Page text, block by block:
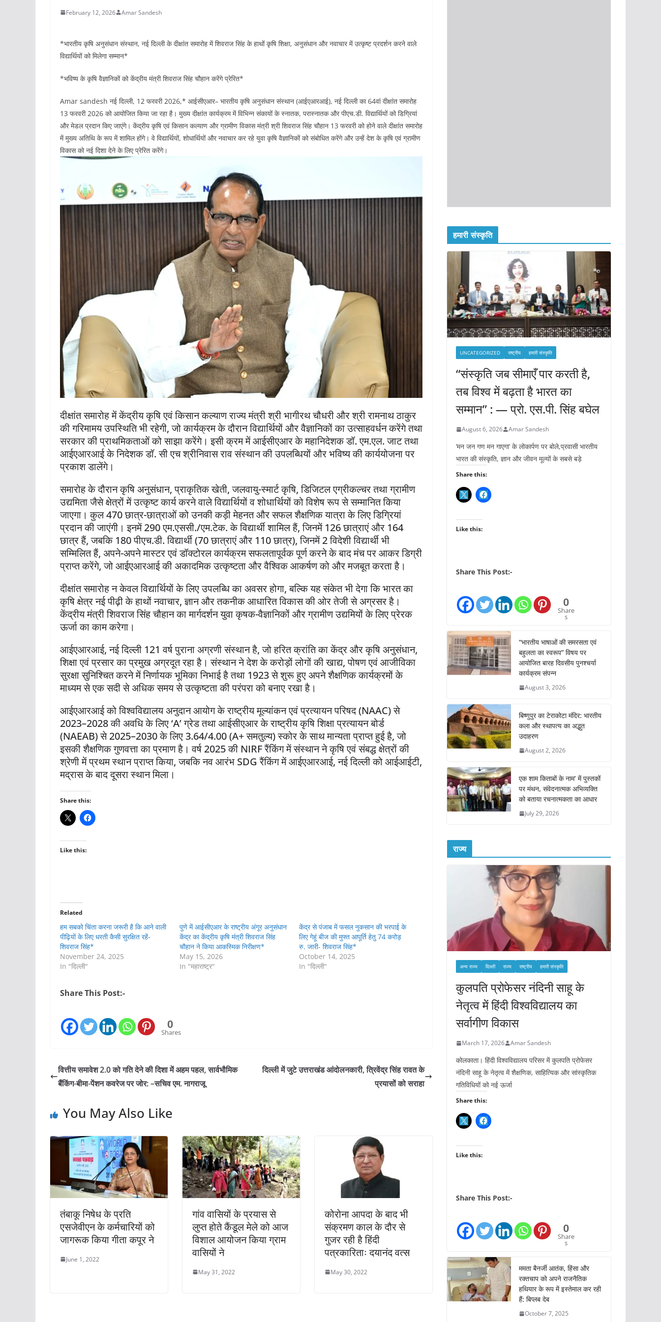
February 12, 2026 Amar Sandesh
*भारतीय कृषि अनुसंधान संस्थान, नई दिल्ली के दीक्षांत समारोह में शिवराज सिंह के हाथों कृषि शिक्षा, अनुसंधान और नवाचार में उत्कृष्ट प्रदर्शन करने वाले
विद्यार्थियों को मिलेगा सम्मान*
*भविष्य के कृषि वैज्ञानिकों को केंद्रीय मंत्री शिवराज सिंह चौहान करेंगे प्रेरित*
Amar sandesh नई दिल्ली, 12 फरवरी 2026,* आईसीएआर– भारतीय कृषि अनुसंधान संस्थान (आईएआरआई), नई दिल्ली का 64वां दीक्षांत समारोह
13 फरवरी 2026 को आयोजित किया जा रहा है। मुख्य दीक्षांत कार्यक्रम में विभिन्न संकायों के स्नातक, परास्नातक और पीएच.डी. विद्यार्थियों को डिग्रियां
और मेडल प्रदान किए जाएंगे। केंद्रीय कृषि एवं किसान कल्याण और ग्रामीण विकास मंत्री श्री शिवराज सिंह चौहान 13 फरवरी को होने वाले दीक्षांत समारोह
में मुख्य अतिथि के रूप में शामिल होंगे। वे विद्यार्थियों, शोधार्थियों और नवाचार कर रहे युवा कृषि वैज्ञानिकों को संबोधित करेंगे और उन्हें देश के कृषि एवं ग्रामीण
विकास को नई दिशा देने के लिए प्रेरित करेंगे।
दीक्षांत समारोह में केंद्रीय कृषि एवं किसान कल्याण राज्य मंत्री श्री भागीरथ चौधरी और श्री रामनाथ ठाकुर
की गरिमामय उपस्थिति भी रहेगी, जो कार्यक्रम के दौरान विद्यार्थियों और वैज्ञानिकों का उत्साहवर्धन करेंगे तथा
सरकार की प्राथमिकताओं को साझा करेंगे। इसी क्रम में आईसीएआर के महानिदेशक डॉ. एम.एल. जाट तथा
आईएआरआई के निदेशक डॉ. सी एच श्रीनिवास राव संस्थान की उपलब्धियों और भविष्य की कार्ययोजना पर
प्रकाश डालेंगे।
समारोह के दौरान कृषि अनुसंधान, प्राकृतिक खेती, जलवायु-स्मार्ट कृषि, डिजिटल एग्रीकल्चर तथा ग्रामीण
उद्यमिता जैसे क्षेत्रों में उत्कृष्ट कार्य करने वाले विद्यार्थियों व शोधार्थियों को विशेष रूप से सम्मानित किया
जाएगा। कुल 470 छात्र-छात्राओं को उनकी कड़ी मेहनत और सफल शैक्षणिक यात्रा के लिए डिग्रियां
प्रदान की जाएंगी। इनमें 290 एम.एससी./एम.टेक. के विद्यार्थी शामिल हैं, जिनमें 126 छात्राएं और 164
छात्र हैं, जबकि 180 पीएच.डी. विद्यार्थी (70 छात्राएं और 110 छात्र), जिनमें 2 विदेशी विद्यार्थी भी
सम्मिलित हैं, अपने-अपने मास्टर एवं डॉक्टोरल कार्यक्रम सफलतापूर्वक पूर्ण करने के बाद मंच पर आकर डिग्री
प्राप्त करेंगे, जो आईएआरआई की अकादमिक उत्कृष्टता और वैश्विक आकर्षण को और मजबूत करता है।
दीक्षांत समारोह न केवल विद्यार्थियों के लिए उपलब्धि का अवसर होगा, बल्कि यह संकेत भी देगा कि भारत का
कृषि क्षेत्र नई पीढ़ी के हाथों नवाचार, ज्ञान और तकनीक आधारित विकास की ओर तेजी से अग्रसर है।
केंद्रीय मंत्री शिवराज सिंह चौहान का मार्गदर्शन युवा कृषक-वैज्ञानिकों और ग्रामीण उद्यमियों के लिए प्रेरक
ऊर्जा का काम करेगा।
आईएआरआई, नई दिल्ली 121 वर्ष पुराना अग्रणी संस्थान है, जो हरित क्रांति का केंद्र और कृषि अनुसंधान,
शिक्षा एवं प्रसार का प्रमुख अग्रदूत रहा है। संस्थान ने देश के करोड़ों लोगों की खाद्य, पोषण एवं आजीविका
सुरक्षा सुनिश्चित करने में निर्णायक भूमिका निभाई है तथा 1923 से शुरू हुए अपने शैक्षणिक कार्यक्रमों के
माध्यम से एक सदी से अधिक समय से उत्कृष्टता की परंपरा को बनाए रखा है।
आईएआरआई को विश्वविद्यालय अनुदान आयोग के राष्ट्रीय मूल्यांकन एवं प्रत्यायन परिषद (NAAC) से
2023–2028 की अवधि के लिए ‘A’ ग्रेड तथा आईसीएआर के राष्ट्रीय कृषि शिक्षा प्रत्यायन बोर्ड
(NAEAB) से 2025–2030 के लिए 3.64/4.00 (A+ समतुल्य) स्कोर के साथ मान्यता प्राप्त हुई है, जो
इसकी शैक्षणिक गुणवत्ता का प्रमाण है। वर्ष 2025 की NIRF रैंकिंग में संस्थान ने कृषि एवं संबद्ध क्षेत्रों की
श्रेणी में प्रथम स्थान प्राप्त किया, जबकि नव आरंभ SDG रैंकिंग में आईएआरआई, नई दिल्ली को आईआईटी,
मद्रास के बाद दूसरा स्थान मिला।
Share this:
Like this:
Related
हम सबको चिंता करना जरूरी है कि आने वाली
पीढ़ियों के लिए धरती कैसी सुरक्षित रहें-
शिवराज सिंह*
November 24, 2025
In "दिल्ली"
पुणे में आईसीएआर के राष्ट्रीय अंगूर अनुसंधान
केंद्र का केंद्रीय कृषि मंत्री शिवराज सिंह
चौहान ने किया आकस्मिक निरीक्षण*
May 15, 2026
In "महाराष्ट्र"
केंद्र से पंजाब में फसल नुकसान की भरपाई के
लिए गेहूं बीज की मुफ्त आपूर्ति हेतु 74 करोड़
रु. जारी- शिवराज सिंह*
October 14, 2025
In "दिल्ली"
Share This Post:-
0
Shares
वित्तीय समावेश 2.0 को गति देने की दिशा में अहम पहल, सार्वभौमिक
बैंकिंग-बीमा-पेंशन कवरेज पर जोर: –सचिव एम. नागराजू
दिल्ली में जुटे उत्तराखंड आंदोलनकारी, त्रिवेंद्र सिंह रावत के
प्रयासों को सराहा
You May Also Like
तंबाकू निषेध के प्रति
एसजेवीएन के कर्मचारियों को
जागरूक किया गीता कपूर ने
June 1, 2022
गांव वासियों के प्रयास से
लुप्त होते कैंडूल मेले को आज
विशाल आयोजन किया ग्राम
वासियों ने
May 31, 2022
कोरोना आपदा के बाद भी
संक्रमण काल के दौर से
गुजर रही है हिंदी
पत्रकारिताः दयानंद वत्स
May 30, 2022
हमारी संस्कृति
UNCATEGORIZED राष्ट्रीय हमारी संस्कृति
“संस्कृति जब सीमाएँ पार करती है,
तब विश्व में बढ़ता है भारत का
सम्मान” : — प्रो. एस.पी. सिंह बघेल
August 6, 2026 Amar Sandesh
‘मन जन गण मन गाएगा’ के लोकार्पण पर बोले,प्रवासी भारतीय
भारत की संस्कृति, ज्ञान और जीवन मूल्यों के सबसे बड़े
Share this:
Like this:
Share This Post:-
0
Share
s
“भारतीय भाषाओं की समरसता एवं
बहुलता का स्वरूप” विषय पर
आयोजित बारह दिवसीय पुनश्चर्या
कार्यक्रम संपन्न
August 3, 2026
बिष्णुपुर का टेराकोटा मंदिर: भारतीय
कला और स्थापत्य का अद्भुत
उदाहरण
August 2, 2026
एक शाम किताबों के नाम’ में पुस्तकों
पर मंथन, संवेदनात्मक अभिव्यक्ति
को बताया रचनात्मकता का आधार
July 29, 2026
राज्य
अन्य राज्य दिल्ली राज्य राष्ट्रीय हमारी संस्कृति
कुलपति प्रोफेसर नंदिनी साहू के
नेतृत्व में हिंदी विश्वविद्यालय का
सर्वागीण विकास
March 17, 2026 Amar Sandesh
कोलकाता। हिंदी विश्वविद्यालय परिसर में कुलपति प्रोफेसर
नंदिनी साहू के नेतृत्व में शैक्षणिक, साहित्यिक और सांस्कृतिक
गतिविधियों को नई ऊर्जा
Share this:
Like this:
Share This Post:-
0
Share
s
ममता बैनर्जी आतंक, हिंसा और
रक्तचाप को अपने राजनैतिक
हथियार के रूप में इस्तेमाल कर रही
हैं: बिप्लब देब
October 7, 2025